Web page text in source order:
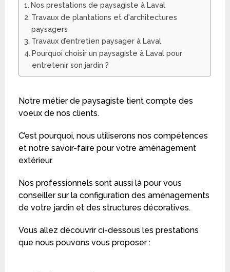
Nos prestations de paysagiste à Laval
Travaux de plantations et d'architectures
paysagers
Travaux d’entretien paysager à Laval
Pourquoi choisir un paysagiste à Laval pour
entretenir son jardin ?
Notre métier de paysagiste tient compte des
voeux de nos clients.
C’est pourquoi, nous utiliserons nos compétences
et notre savoir-faire pour votre aménagement
extérieur.
Nos professionnels sont aussi là pour vous
conseiller sur la configuration des aménagements
de votre jardin et des structures décoratives.
Vous allez découvrir ci-dessous les prestations
que nous pouvons vous proposer :